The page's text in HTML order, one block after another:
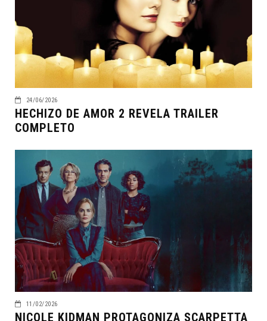
24/06/2026
HECHIZO DE AMOR 2 REVELA TRAILER
COMPLETO
11/02/2026
NICOLE KIDMAN PROTAGONIZA SCARPETTA